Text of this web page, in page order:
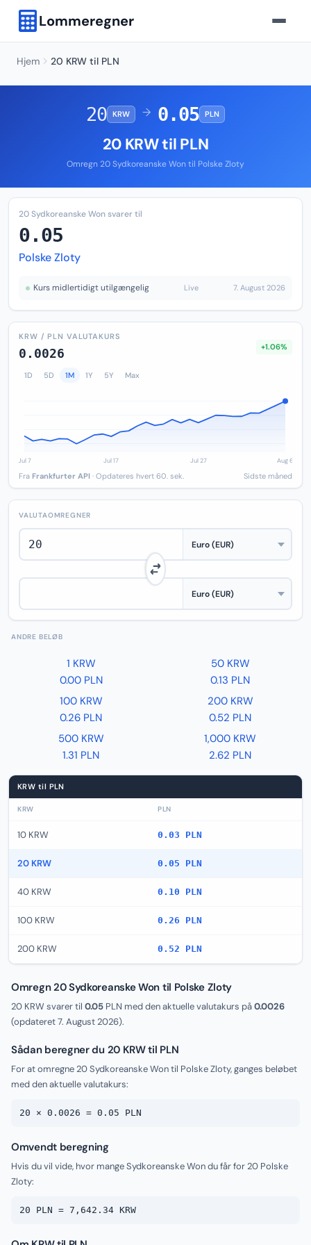
Lommeregner
Hjem 20 KRW til PLN
20 KRW → 0.05 PLN
20 KRW til PLN
Omregn 20 Sydkoreanske Won til Polske Zloty
20 Sydkoreanske Won svarer til
0.05
Polske Zloty
Kurs midlertidigt utilgængelig Live 7. August 2026
KRW / PLN VALUTAKURS
0.0026 +1.06%
1D 5D 1M 1Y 5Y Max
Fra Frankfurter API · Opdateres hvert 60. sek. Sidste måned
VALUTAOMREGNER
ANDRE BELØB
1 KRW
0.00 PLN
50 KRW
0.13 PLN
100 KRW
0.26 PLN
200 KRW
0.52 PLN
500 KRW
1.31 PLN
1,000 KRW
2.62 PLN
KRW til PLN
KRW PLN
10 KRW 0.03 PLN
20 KRW 0.05 PLN
40 KRW 0.10 PLN
100 KRW 0.26 PLN
200 KRW 0.52 PLN
Omregn 20 Sydkoreanske Won til Polske Zloty
20 KRW svarer til 0.05 PLN med den aktuelle valutakurs på0.0026
(opdateret7. August 2026).
Sådan beregner du 20 KRW til PLN
For at omregne 20 Sydkoreanske Won til Polske Zloty, ganges beløbet
med den aktuelle valutakurs:
20 × 0.0026 = 0.05 PLN
Omvendt beregning
Hvis du vil vide, hvor mange Sydkoreanske Won du får for 20 Polske
Zloty:
20 PLN = 7,642.34 KRW